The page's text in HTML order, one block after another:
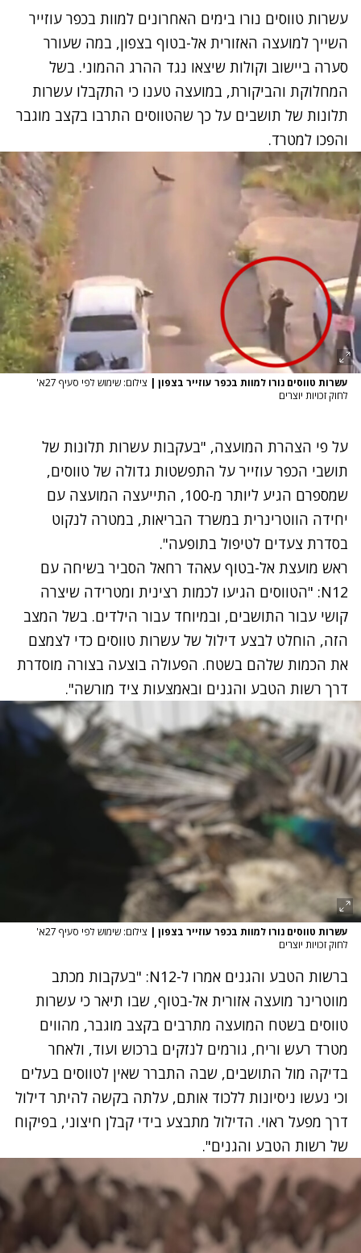
עשרות טווסים נורו בימים האחרונים למוות בכפר עוזייר
השייך למועצה האזורית אל-בטוף בצפון, במה שעורר
סערה ביישוב וקולות שיצאו נגד ההרג ההמוני. בשל
המחלוקת והביקורת, במועצה טענו כי התקבלו עשרות
תלונות של תושבים על כך שהטווסים התרבו בקצב מוגבר
והפכו למטרד.
עשרות טווסים נורו למוות בכפר עוזייר בצפון |
צילום: שימוש לפי סעיף 27א'
לחוק זכויות יוצרים
על פי הצהרת המועצה, "בעקבות עשרות תלונות של
תושבי הכפר עוזייר על התפשטות גדולה של טווסים,
שמספרם הגיע ליותר מ-100, התייעצה המועצה עם
יחידה הווטרינרית במשרד הבריאות, במטרה לנקוט
בסדרת צעדים לטיפול בתופעה".
ראש מועצת אל-בטוף עאהד רחאל הסביר בשיחה עם
N12: "הטווסים הגיעו לכמות רצינית ומטרידה שיצרה
קושי עבור התושבים, ובמיוחד עבור הילדים. בשל המצב
הזה, הוחלט לבצע דילול של עשרות טווסים כדי לצמצם
את הכמות שלהם בשטח. הפעולה בוצעה בצורה מוסדרת
דרך רשות הטבע והגנים ובאמצעות ציד מורשה".
עשרות טווסים נורו למוות בכפר עוזייר בצפון |
צילום: שימוש לפי סעיף 27א'
לחוק זכויות יוצרים
ברשות הטבע והגנים אמרו ל-N12: "בעקבות מכתב
מווטרינר מועצה אזורית אל-בטוף, שבו תיאר כי עשרות
טווסים בשטח המועצה מתרבים בקצב מוגבר, מהווים
מטרד רעש וריח, גורמים לנזקים ברכוש ועוד, ולאחר
בדיקה מול התושבים, שבה התברר שאין לטווסים בעלים
וכי נעשו ניסיונות ללכוד אותם, עלתה בקשה להיתר דילול
דרך מפעל ראוי. הדילול מתבצע בידי קבלן חיצוני, בפיקוח
של רשות הטבע והגנים".